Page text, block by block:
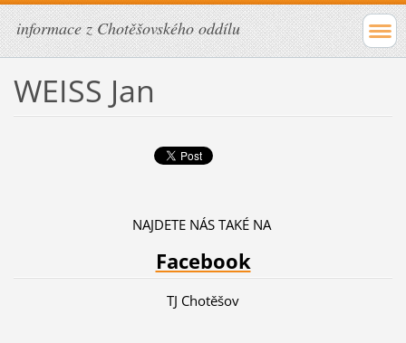
informace z Chotěšovského oddílu
WEISS Jan
NAJDETE NÁS TAKÉ NA
Facebook
TJ Chotěšov